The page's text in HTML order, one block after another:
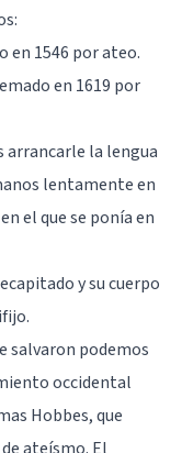
en 1546 por ateo.
en 1619 por
arrancarle la lengua
lentamente en
el que se ponía en
y su cuerpo
salvaron podemos
occidental
Hobbes, que